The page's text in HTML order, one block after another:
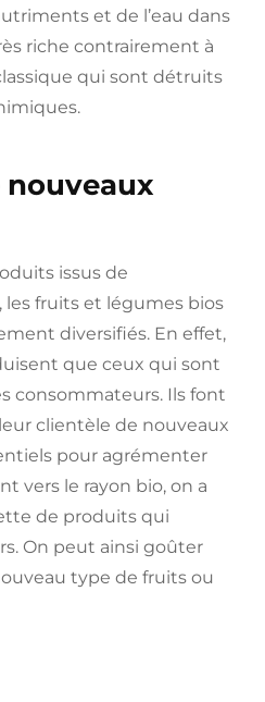
et de l’eau dans
riche contrairement à
qui sont détruits
nouveaux
issus de
les fruits et légumes bios
diversifiés. En effet,
que ceux qui sont
consommateurs. Ils font
clientèle de nouveaux
pour agrémenter
vers le rayon bio, on a
de produits qui
On peut ainsi goûter
type de fruits ou